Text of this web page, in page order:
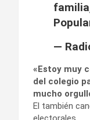
—
«Estoy muy
del colegio
mucho
El también